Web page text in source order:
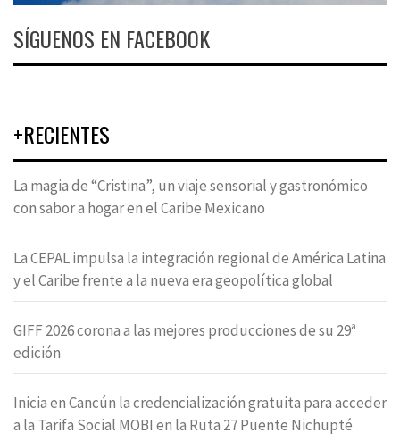
SÍGUENOS EN FACEBOOK
+RECIENTES
La magia de “Cristina”, un viaje sensorial y gastronómico
con sabor a hogar en el Caribe Mexicano
La CEPAL impulsa la integración regional de América Latina
y el Caribe frente a la nueva era geopolítica global
GIFF 2026 corona a las mejores producciones de su 29ª
edición
Inicia en Cancún la credencialización gratuita para acceder
a la Tarifa Social MOBI en la Ruta 27 Puente Nichupté